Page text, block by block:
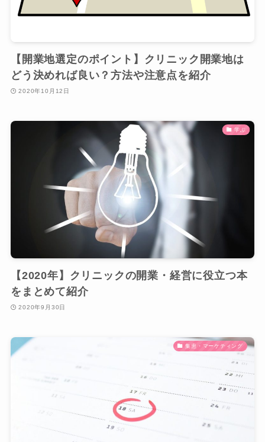
【開業地選定のポイント】クリニック開業地は
どう決めれば良い？方法や注意点を紹介
2020年10月12日
学ぶ
【2020年】クリニックの開業・経営に役立つ本
をまとめて紹介
2020年9月30日
集患・マーケティング